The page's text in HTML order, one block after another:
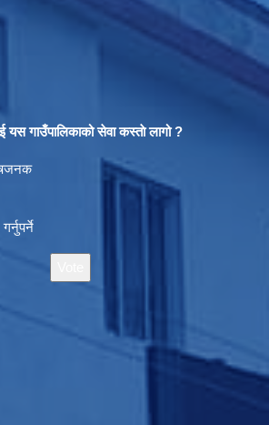
यस गाउँपालिकाको सेवा कस्ताे लागो ?